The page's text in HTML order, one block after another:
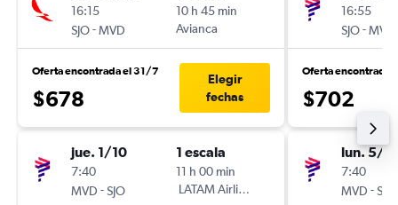
16:15
SJO-MVD
10 h 45 min
Avianca
Oferta encontrada el 31/7
$678
Elegir
fechas
jue. 1/10
7:40
MVD -SJO
1 escala
11 h 00 min
LATAM Airlines
16:55
SJO-MVD
Oferta encontrada
$702
lun. 5/
7:40
MVD -SJO